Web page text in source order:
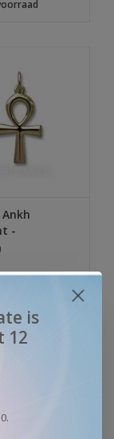
-
is
12